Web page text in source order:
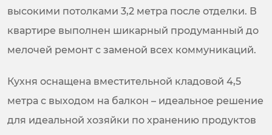
высокими потолками 3,2 метра после отделки. В
квартире выполнен шикарный продуманный до
мелочей ремонт с заменой всех коммуникаций.
Кухня оснащена вместительной кладовой 4,5
метра с выходом на балкон – идеальное решение
для идеальной хозяйки по хранению продуктов